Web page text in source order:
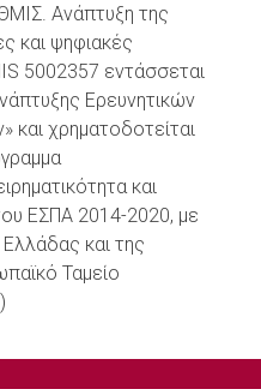
Ανάπτυξη της
και ψηφιακές
5002357 εντάσσεται
Ερευνητικών
και χρηματοδοτείται
και
ΕΣΠΑ 2014-2020, με
και της
Ταμείο